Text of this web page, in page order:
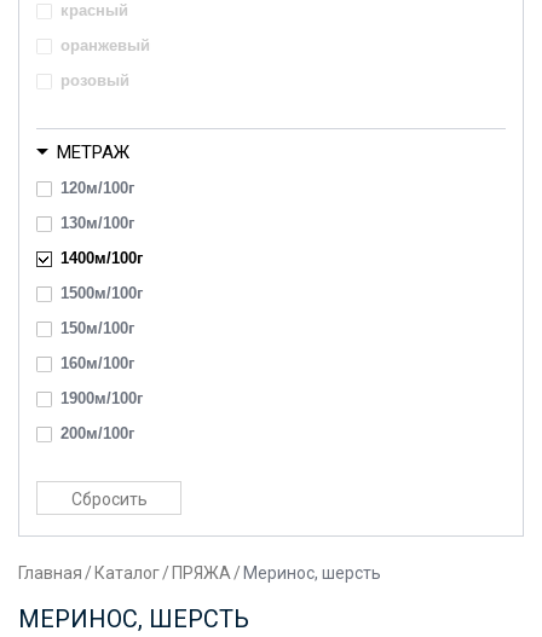
красный
оранжевый
розовый
синий
фиолетовый
черный
МЕТРАЖ
120м/100г
130м/100г
1400м/100г
1500м/100г
150м/100г
160м/100г
1900м/100г
200м/100г
230м/100г
240м/100г
250м/100г
270м/100г
Главная/ Каталог/ ПРЯЖА/ Меринос, шерсть
МЕРИНОС, ШЕРСТЬ